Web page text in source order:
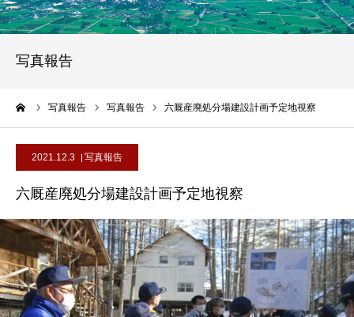
写真報告
写真報告 写真報告 六厩産廃処分場建設計画予定地視察
2021.12.3 写真報告
六厩産廃処分場建設計画予定地視察